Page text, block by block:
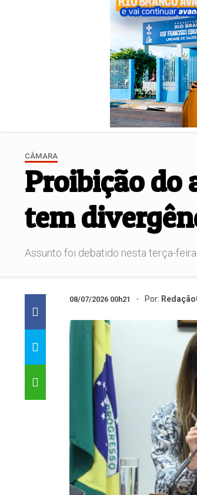
CÂMARA
Proibição do
tem
Assunto foi debatido nesta terça-feira
08/07/2026 00h21 Por: